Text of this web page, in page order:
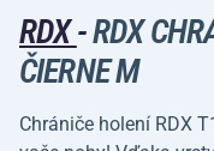
RDX-RDX
ČIERNE M
Chrániče holení RDX